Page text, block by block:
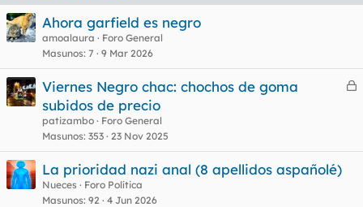
Ahora garfield es negro
amoalaura
Foro General
Masunos 7 9 Mar 2026
C
a
Viernes Negro chac: chochos de goma
subidos de precio
patizambo
Foro General
Masunos 353 23 Nov 2025
La prioridad nazi anal (8 apellidos aspañolé)
Nueces
Foro Política
Masunos 92 4 Jun 2026